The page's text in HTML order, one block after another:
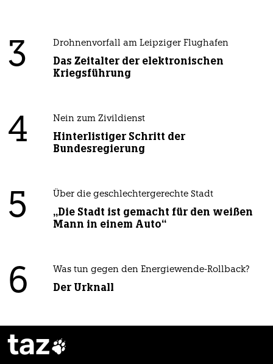
3
Drohnenvorfall am Leipziger Flughafen
Das Zeitalter der elektronischen
Kriegsführung
4 Nein zum Zivildienst
Hinterlistiger Schritt der
Bundesregierung
5 Über die geschlechtergerechte Stadt
„Die Stadt ist gemacht für den weißen
Mann in einem Auto“
6 Was tun gegen den Energiewende-Rollback?
Der Urknall
taz